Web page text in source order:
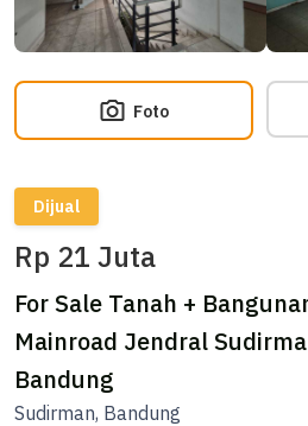
Foto
Dijual
Rp 21 Juta
For Sale Tanah +
Mainroad Jendral
Bandung
Sudirman, Bandung